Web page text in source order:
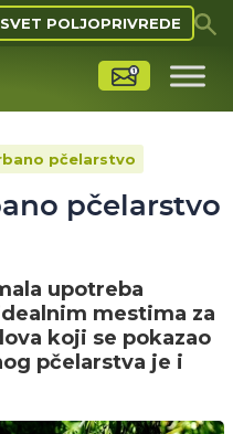
SVET POLJOPRIVREDE
pčelarstvo
pčelarstvo
upotreba
mestima za
koji se pokazao
pčelarstva je i